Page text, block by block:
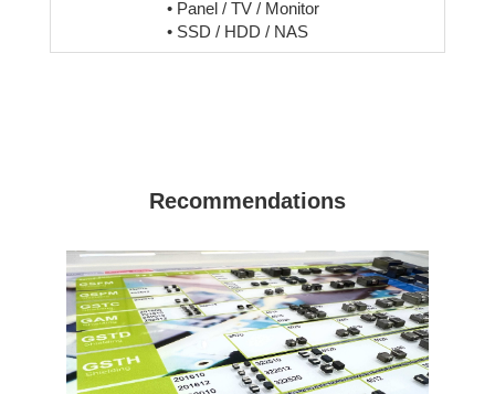
• Panel / TV / Monitor
• SSD / HDD / NAS
Recommendations